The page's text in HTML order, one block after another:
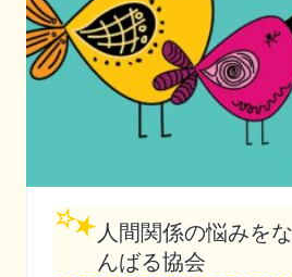
人間関係の悩みを
んばる協会